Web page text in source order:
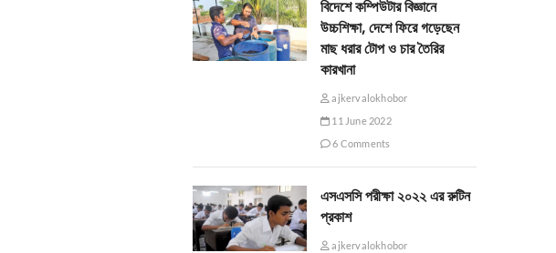
বিদেশে কম্পিউটার বিজ্ঞানে
উচ্চশিক্ষা, দেশে ফিরে গড়েছেন
মাছ ধরার টোপ ও চার তৈরির
কারখানা
ajkervalokhobor
11 June 2022
6 Comments
এসএসসি পরীক্ষা ২০২২ এর রুটিন
প্রকাশ
ajkervalokhobor